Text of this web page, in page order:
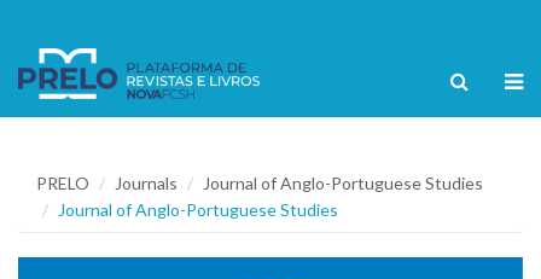
PRELO Journals
Journal of Anglo-Portuguese Studies
Journal of Anglo-Portuguese Studies